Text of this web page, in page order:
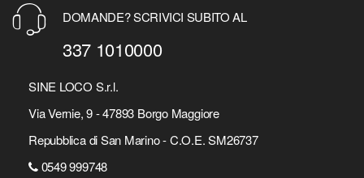
DOMANDE? SCRIVICI SUBITO AL
337 1010000
SINE LOCO S.r.l.
Via Vernie, 9 - 47893 Borgo Maggiore
Repubblica di San Marino - C.O.E. SM26737
0549 999748